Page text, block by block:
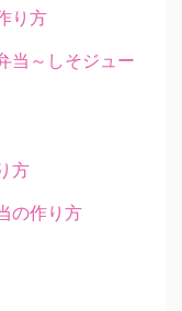
り方
当～しそジュー
方
の作り方